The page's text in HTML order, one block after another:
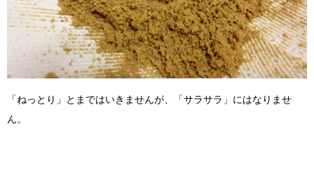
「ねっとり」とまではいきませんが、「サラサラ」にはなりませ
ん。